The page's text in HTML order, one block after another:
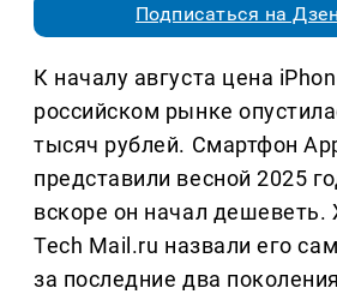
Подписаться на
К началу августа цена
российском рынке
тысяч рублей. Смартфон
представили весной 2025
вскоре он начал
Tech Mail.ru назвали его
за последние два